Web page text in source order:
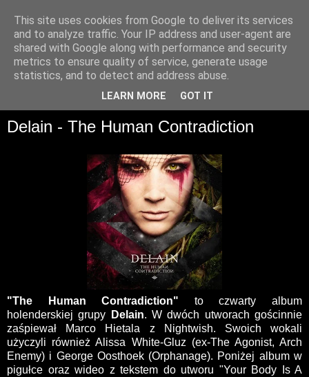
Delain - The Human Contradiction
"The Human Contradiction" to czwarty album
holenderskiej grupy
Delain. W dwóch utworach gościnnie
zaśpiewał Marco Hietala z Nightwish. Swoich wokali
użyczyli również Alissa White-Gluz (ex-The Agonist, Arch
Enemy) i George Oosthoek (Orphanage). Poniżej album w
pigułce oraz wideo z tekstem do utworu "Your Body Is A
This site uses cookies from Google to deliver its services
and to analyze traffic. Your IP address and user-agent are
shared with Google along with performance and security
metrics to ensure quality of service, generate usage
statistics, and to detect and address abuse.
LEARN MORE GOT IT